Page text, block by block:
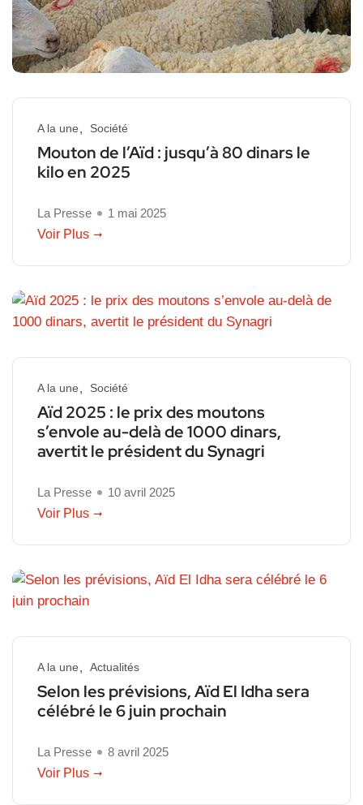
A la une Société
Mouton de l’Aïd : jusqu’à 80 dinars le
kilo en 2025
La Presse
1 mai 2025
Voir Plus
A la une Société
Aïd 2025 : le prix des moutons
s’envole au-delà de 1000 dinars,
avertit le président du Synagri
La Presse
10 avril 2025
Voir Plus
A la une Actualités
Selon les prévisions, Aïd El Idha sera
célébré le 6 juin prochain
La Presse
8 avril 2025
Voir Plus